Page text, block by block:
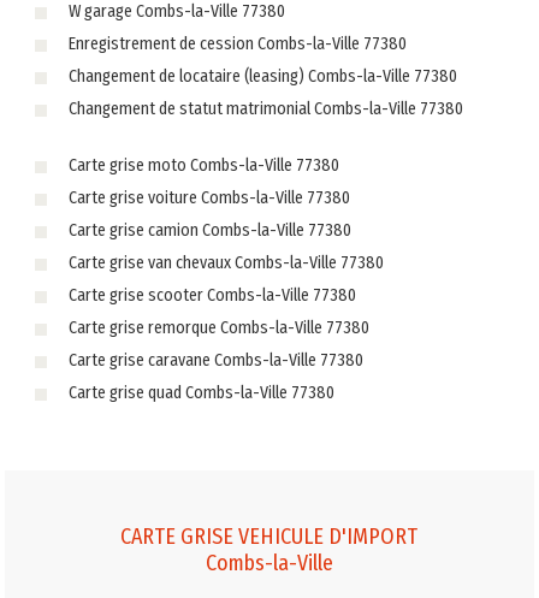
W garage Combs-la-Ville 77380
Enregistrement de cession Combs-la-Ville 77380
Changement de locataire (leasing) Combs-la-Ville 77380
Changement de statut matrimonial Combs-la-Ville 77380
Carte grise moto Combs-la-Ville 77380
Carte grise voiture Combs-la-Ville 77380
Carte grise camion Combs-la-Ville 77380
Carte grise van chevaux Combs-la-Ville 77380
Carte grise scooter Combs-la-Ville 77380
Carte grise remorque Combs-la-Ville 77380
Carte grise caravane Combs-la-Ville 77380
Carte grise quad Combs-la-Ville 77380
CARTE GRISE VEHICULE D'IMPORT
Combs-la-Ville